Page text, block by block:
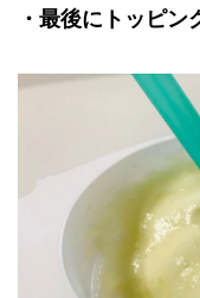
・最後にトッピン